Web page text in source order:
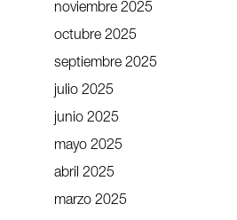
noviembre 2025
octubre 2025
septiembre 2025
julio 2025
junio 2025
mayo 2025
abril 2025
marzo 2025